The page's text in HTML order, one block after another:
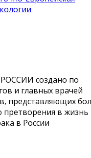
создано по
и главных врачей
представляющих
претворения в жизнь
в России